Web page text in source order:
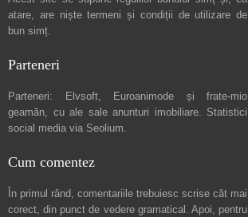
atare, are niștetermeni și condiții de utilizare de
bun simț.
Parteneri
Parteneri: Elvsoft, Euroanimode și frate-mio
geamăn, cu ale sale anunturi imobiliare. Statistici
social media via Seolium.
Cum comentez
În primul rând, comentariile trebuiesc scrise cât mai
corect, din punct de vedere gramatical. Apoi, pentru